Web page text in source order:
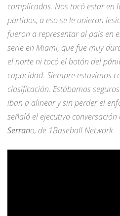
complicados. Nos tocó estar en
partidos, a eso se le unieron
fueron a representar al país en
serie en Miami, que fue muy
el norte ni tocó el botón del
capacidad. Siempre estuvimos
clasificación. Estábamos
iban a alinear y sin perder el
señaló el ejecutivo
Serrano, de 1Baseball Network.